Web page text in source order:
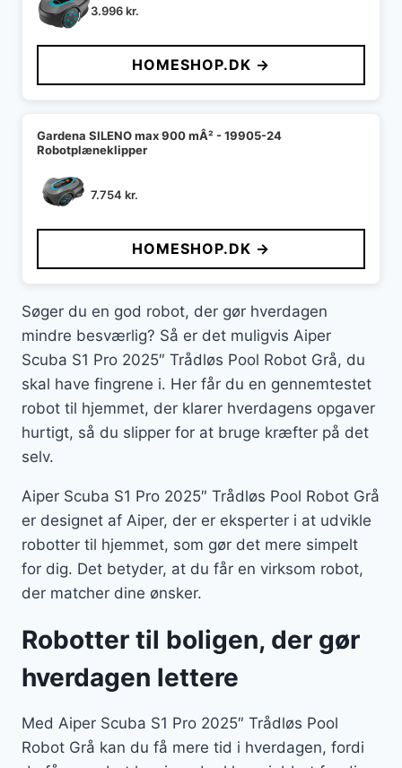
3.996kr.
HOMESHOP.DK →
Gardena SILENO max 900 mÂ² - 19905-24
Robotplæneklipper
7.754 kr.
HOMESHOP.DK →
Søger du en god robot, der gør hverdagen
mindre besværlig? Så er det muligvis Aiper
Scuba S1 Pro 2025″ Trådløs Pool Robot Grå, du
skal have fingrene i. Her får du en gennemtestet
robot til hjemmet, der klarer hverdagens opgaver
hurtigt, så du slipper for at bruge kræfter på det
selv.
Aiper Scuba S1 Pro 2025″ Trådløs Pool Robot Grå
er designet af Aiper, der er eksperter i at udvikle
robotter til hjemmet, som gør det mere simpelt
for dig. Det betyder, at du får en virksom robot,
der matcher dine ønsker.
Robotter til boligen, der gør
hverdagen lettere
Med Aiper Scuba S1 Pro 2025″ Trådløs Pool
Robot Grå kan du få mere tid i hverdagen, fordi